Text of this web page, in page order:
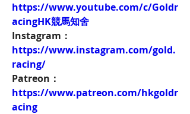
https://www.youtube.com/c/Goldr
acingHK競馬知舍
Instagram：
https://www.instagram.com/gold.
racing/
Patreon：
https://www.patreon.com/hkgoldr
acing